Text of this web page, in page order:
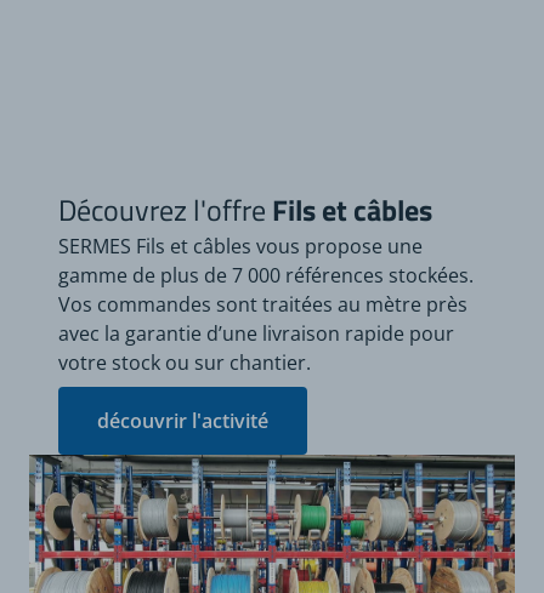
Découvrez l'offreFils et câbles
SERMES Fils et câbles vous propose une
gamme de plus de 7 000 références stockées.
Vos commandes sont traitées au mètre près
avec la garantie d’une livraison rapide pour
votre stock ou sur chantier.
découvrir l'activité